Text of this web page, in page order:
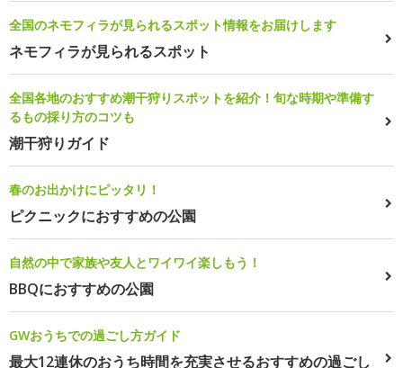
全国のネモフィラが見られるスポット情報をお届けします
ネモフィラが見られるスポット
全国各地のおすすめ潮干狩りスポットを紹介！旬な時期や準備す
るもの採り方のコツも
潮干狩りガイド
春のお出かけにピッタリ！
ピクニックにおすすめの公園
自然の中で家族や友人とワイワイ楽しもう！
BBQにおすすめの公園
GWおうちでの過ごし方ガイド
最大12連休のおうち時間を充実させるおすすめの過ごし